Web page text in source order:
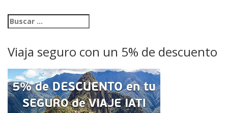
Viaja seguro con un 5% de descuento